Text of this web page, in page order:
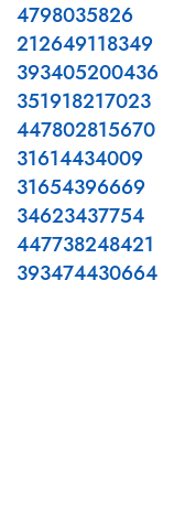
4798035826
212649118349
393405200436
351918217023
447802815670
31614434009
31654396669
34623437754
447738248421
393474430664